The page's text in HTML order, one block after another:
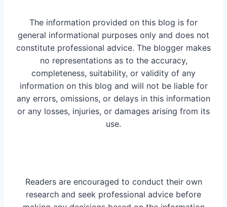
The information provided on this blog is for
general informational purposes only and does not
constitute professional advice. The blogger makes
no representations as to the accuracy,
completeness, suitability, or validity of any
information on this blog and will not be liable for
any errors, omissions, or delays in this information
or any losses, injuries, or damages arising from its
use.
Readers are encouraged to conduct their own
research and seek professional advice before